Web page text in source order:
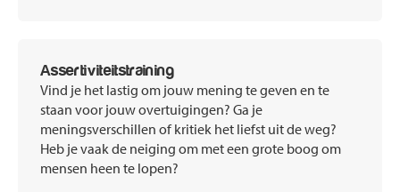
Assertiviteitstraining
Vind je het lastig om jouw mening te geven en te
staan voor jouw overtuigingen? Ga je
meningsverschillen of kritiek het liefst uit de weg?
Heb je vaak de neiging om met een grote boog om
mensen heen te lopen?